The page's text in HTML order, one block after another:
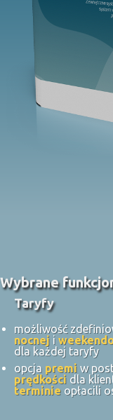
Wybrane
Taryfy
możliwość
nocnej i
dla każdej taryfy
opcja premi w
prędkości dla
terminie opłacili